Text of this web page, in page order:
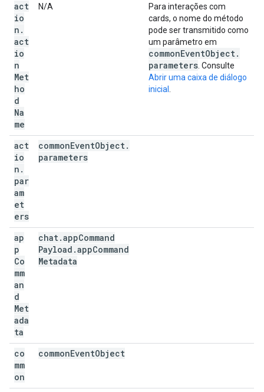
act
io
n .
act
io
n
Met
ho
d
Na
me
N/A
Para interações com
cards, o nome do método
pode ser transmitido como
um parâmetro em
commonEventObject.
parameters . Consulte
Abrir uma caixa de diálogo
inicial
act
io
n .
par
am
et
ers
commonEventObject.
parameters
ap
p
Co
mm
an
d
Met
ada
ta
chat.appCommand
Payload .appCommand
Metadata
co
mm
on
commonEventObject